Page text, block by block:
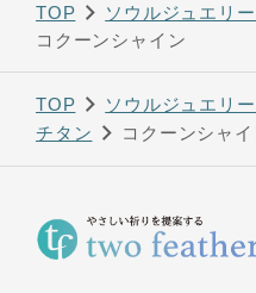
TOP
ソウルジュエリ
コクーンシャイン
TOP
ソウルジュエリ
チタン
コクーンシャイ